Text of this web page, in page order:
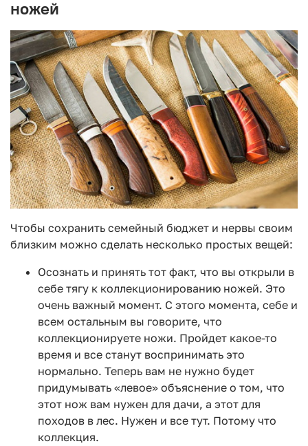
ножей
Чтобы сохранить семейный бюджет и нервы своим
близким можно сделать несколько простых вещей:
Осознать и принять тот факт, что вы открыли в
себе тягу к коллекционированию ножей. Это
очень важный момент. С этого момента, себе и
всем остальным вы говорите, что
коллекционируете ножи. Пройдет какое-то
время и все станут воспринимать это
нормально. Теперь вам не нужно будет
придумывать «левое» объяснение о том, что
этот нож вам нужен для дачи, а этот для
походов в лес. Нужен и все тут. Потому что
коллекция.